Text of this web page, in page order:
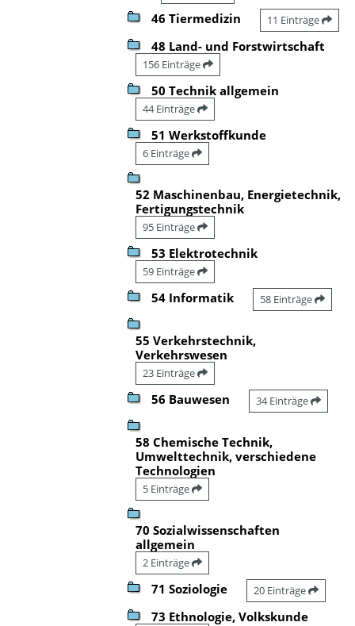
46 Tiermedizin 11 Einträge
48 Land- und Forstwirtschaft
156 Einträge
50 Technik allgemein
44 Einträge
51 Werkstoffkunde
6 Einträge
52 Maschinenbau, Energietechnik,
Fertigungstechnik
95 Einträge
53 Elektrotechnik
59 Einträge
54 Informatik 58 Einträge
55 Verkehrstechnik,
Verkehrswesen
23 Einträge
56 Bauwesen 34 Einträge
58 Chemische Technik,
Umwelttechnik, verschiedene
Technologien
5 Einträge
70 Sozialwissenschaften
allgemein
2 Einträge
71 Soziologie 20 Einträge
73 Ethnologie, Volkskunde